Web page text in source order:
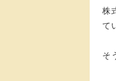
株
て
そ